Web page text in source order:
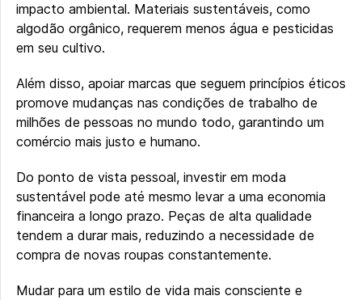
impacto ambiental. Materiais sustentáveis, como
algodão orgânico, requerem menos água e pesticidas
em seu cultivo.
Além disso, apoiar marcas que seguem princípios éticos
promove mudanças nas condições de trabalho de
milhões de pessoas no mundo todo, garantindo um
comércio mais justo e humano.
Do ponto de vista pessoal, investir em moda
sustentável pode até mesmo levar a uma economia
financeira a longo prazo. Peças de alta qualidade
tendem a durar mais, reduzindo a necessidade de
compra de novas roupas constantemente.
Mudar para um estilo de vida mais consciente e